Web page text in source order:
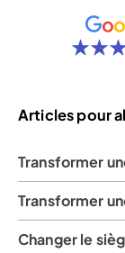
Articles pour
Transformer
Transformer
Changer le